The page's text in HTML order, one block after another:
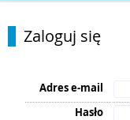
Zaloguj się
Adres e-mail
Hasło